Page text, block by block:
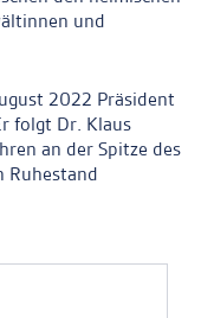
und
2022 Präsident
folgt Dr. Klaus
an der Spitze des
Ruhestand